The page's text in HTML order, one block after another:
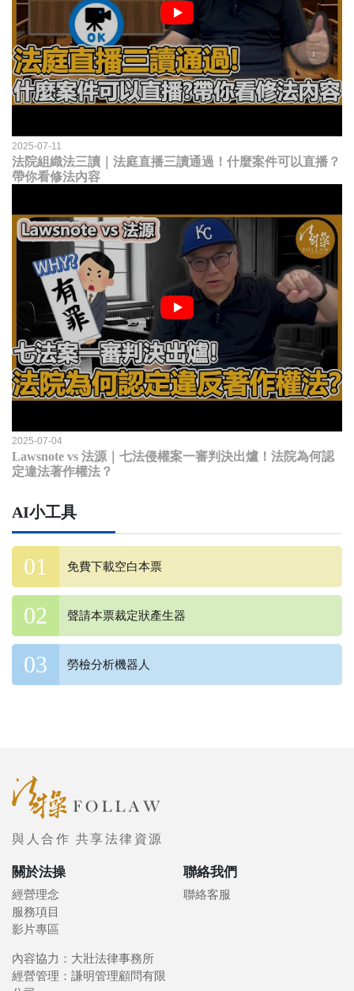
2025-07-11
法院組織法三讀｜法庭直播三讀通過！什麼案件可以直播？
帶你看修法內容
2025-07-04
Lawsnote vs 法源｜七法侵權案一審判決出爐！法院為何認
定違法著作權法？
AI小工具
免費下載空白本票
聲請本票裁定狀產生器
勞檢分析機器人
與人合作 共享法律資源
關於法操
經營理念
服務項目
影片專區
聯絡我們
聯絡客服
內容協力：大壯法律事務所
經營管理：謙明管理顧問有限